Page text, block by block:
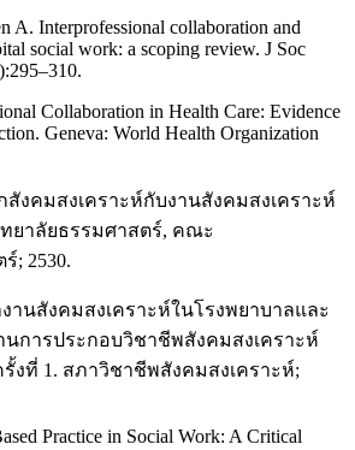
A. Interprofessional collaboration and
social work: a scoping review. J Soc
Collaboration in Health Care: Evidence
Geneva: World Health Organization
งคมสงเคราะห์กับงานสังคมสงเคราะห์
ยาลัยธรรมศาสตร์, คณะ
; 2530.
นสังคมสงเคราะห์ในโรงพยาบาลและ
การประกอบวิชาชีพสังคมสงเคราะห์
งที่ 1. สภาวิชาชีพสังคมสงเคราะห์;
Practice in Social Work: A Critical